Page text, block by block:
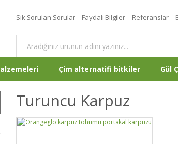
Sık Sorulan Sorular Faydalı Bilgiler Referanslar
Çim alternatifi bitkiler Gül
Turuncu Karpuz